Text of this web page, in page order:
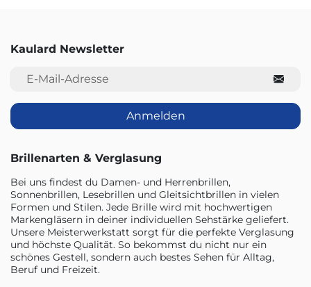
Kaulard Newsletter
E-Mail-Adresse
Anmelden
Brillenarten & Verglasung
Bei uns findest du Damen- und Herrenbrillen,
Sonnenbrillen, Lesebrillen und Gleitsichtbrillen in vielen
Formen und Stilen. Jede Brille wird mit hochwertigen
Markengläsern in deiner individuellen Sehstärke geliefert.
Unsere Meisterwerkstatt sorgt für die perfekte Verglasung
und höchste Qualität. So bekommst du nicht nur ein
schönes Gestell, sondern auch bestes Sehen für Alltag,
Beruf und Freizeit.